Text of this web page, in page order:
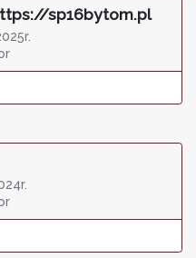
sp16bytom.pl